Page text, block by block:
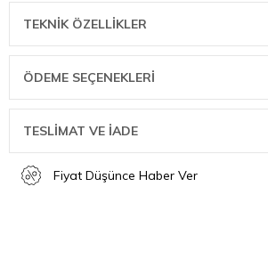
Malzeme: Döküm çinko
TEKNIK ÖZELLIKLER
ÖDEME SEÇENEKLERI
TESLİMAT VE İADE
Fiyat Düşünce Haber Ver